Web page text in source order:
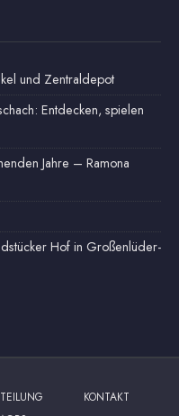
und Zentraldepot
Entdecken, spielen
Jahre – Ramona
Hof in Großenlüder-
KONTAKT